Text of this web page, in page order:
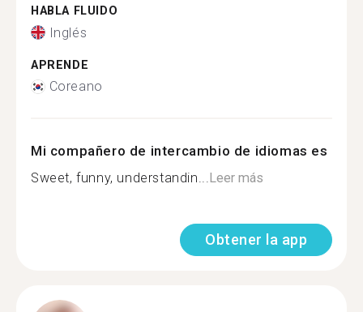
HABLA FLUIDO
Inglés
APRENDE
Coreano
Mi compañero de intercambio de idiomas es
Sweet, funny, understandin...Leer más
Obtener la app